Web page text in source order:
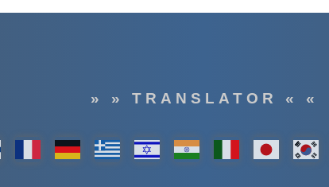
» » TRANSLATOR « «